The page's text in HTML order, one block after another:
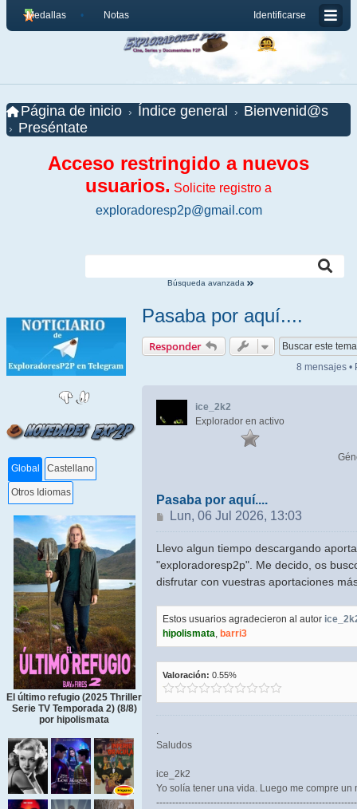
Identificarse
Medallas Notas
Página de inicio Índice general
Bienvenid@s
Preséntate
Acceso restringido a nuevos
usuarios. Solicite registro a
exploradoresp2p@gmail.com
Búsqueda avanzada
Global Castellano
Otros Idiomas
El último refugio (2025 Thriller
Serie TV Temporada 2) (8/8)
por hipolismata
Pasaba por aquí....
Responder
8 mensajes •
ice_2k2
Explorador en activo
Pasaba por aquí....
Mensaje
Lun, 06 Jul 2026, 13:03
Llevo algun tiempo descargando
"exploradoresp2p". Me decido, os
disfrutar con vuestras aportaciones
Estos usuarios agradecieron al autor
hipolismata, barri3
Valoración: 0.55%
.
Saludos
ice_2k2
Yo solía tener una vida. Luego me compre un